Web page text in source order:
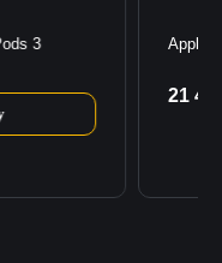
3
Apple
21